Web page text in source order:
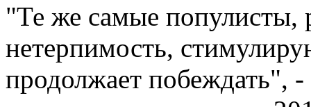
"Те же самые популисты,
нетерпимость,
продолжает побеждать",